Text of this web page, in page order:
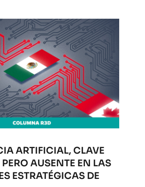
ARTIFICIAL, CLAVE
AUSENTE EN LAS
ESTRATÉGICAS DE